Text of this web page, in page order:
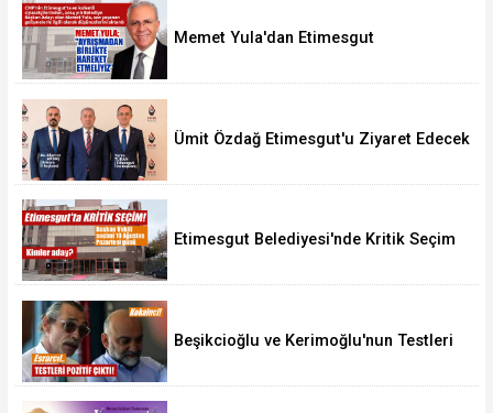
Memet Yula'dan Etimesgut
Ümit Özdağ Etimesgut'u Ziyaret Edecek
Etimesgut Belediyesi'nde Kritik Seçim
Beşikcioğlu ve Kerimoğlu'nun Testleri